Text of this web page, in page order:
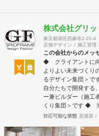
株式会社グリ
東京都港区西麻布2-20-4
店舗デザイン
施工管理
この会社からのメッ
◆ クライアントに向
よりよい未来づく
るデザイン集団＞
自分たちで開発する
ー兼ビルダー（施
くり集団＞です ◆
国語に堪能なスタッ
工案件、設計＋造作
対応可能な業態 居酒屋